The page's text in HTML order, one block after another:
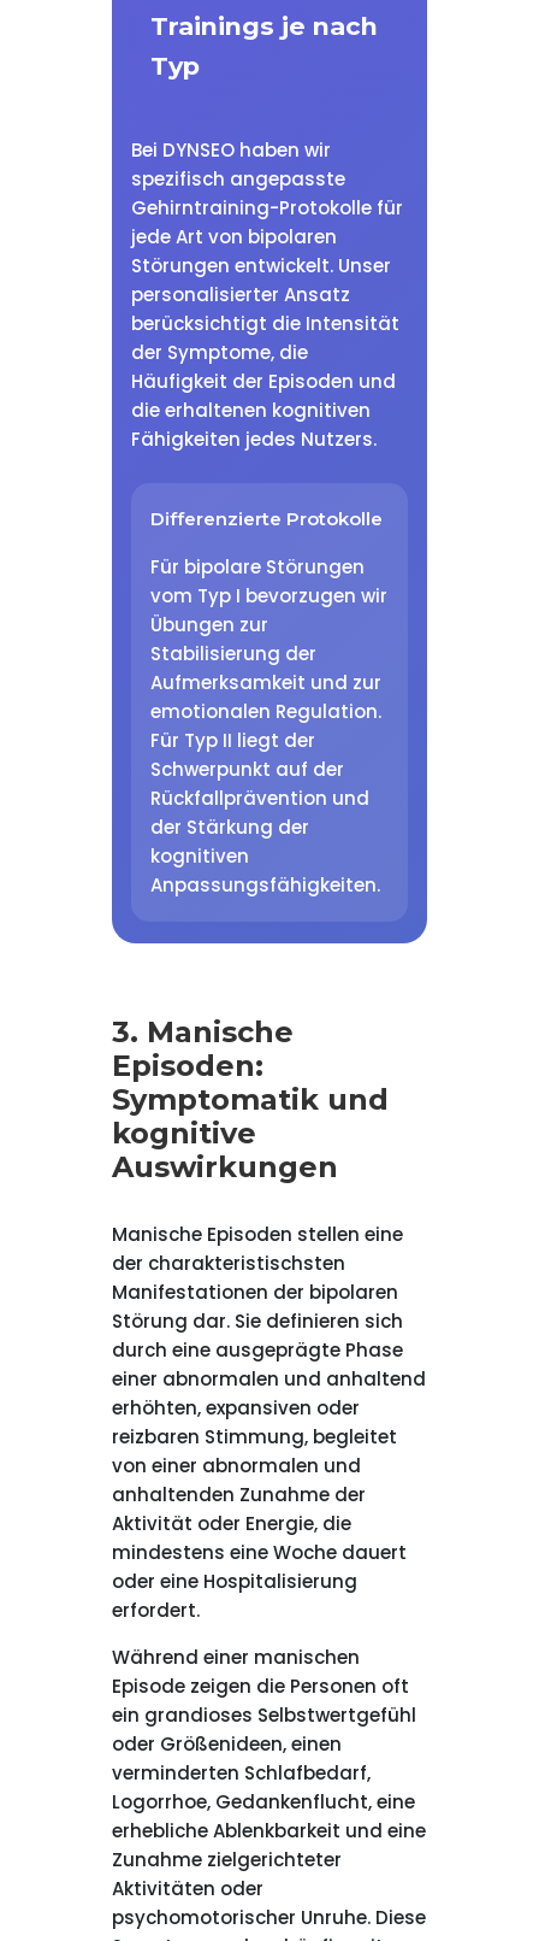
Trainings je nach
Typ
Bei DYNSEO haben wir
spezifisch angepasste
Gehirntraining-Protokolle für
jede Art von bipolaren
Störungen entwickelt. Unser
personalisierter Ansatz
berücksichtigt die Intensität
der Symptome, die
Häufigkeit der Episoden und
die erhaltenen kognitiven
Fähigkeiten jedes Nutzers.
Differenzierte Protokolle
Für bipolare Störungen
vom Typ I bevorzugen wir
Übungen zur
Stabilisierung der
Aufmerksamkeit und zur
emotionalen Regulation.
Für Typ II liegt der
Schwerpunkt auf der
Rückfallprävention und
der Stärkung der
kognitiven
Anpassungsfähigkeiten.
3. Manische
Episoden:
Symptomatik und
kognitive
Auswirkungen
Manische Episoden stellen eine
der charakteristischsten
Manifestationen der bipolaren
Störung dar. Sie definieren sich
durch eine ausgeprägte Phase
einer abnormalen und anhaltend
erhöhten, expansiven oder
reizbaren Stimmung, begleitet
von einer abnormalen und
anhaltenden Zunahme der
Aktivität oder Energie, die
mindestens eine Woche dauert
oder eine Hospitalisierung
erfordert.
Während einer manischen
Episode zeigen die Personen oft
ein grandioses Selbstwertgefühl
oder Größenideen, einen
verminderten Schlafbedarf,
Logorrhoe, Gedankenflucht, eine
erhebliche Ablenkbarkeit und eine
Zunahme zielgerichteter
Aktivitäten oder
psychomotorischer Unruhe. Diese